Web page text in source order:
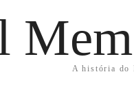
A história do